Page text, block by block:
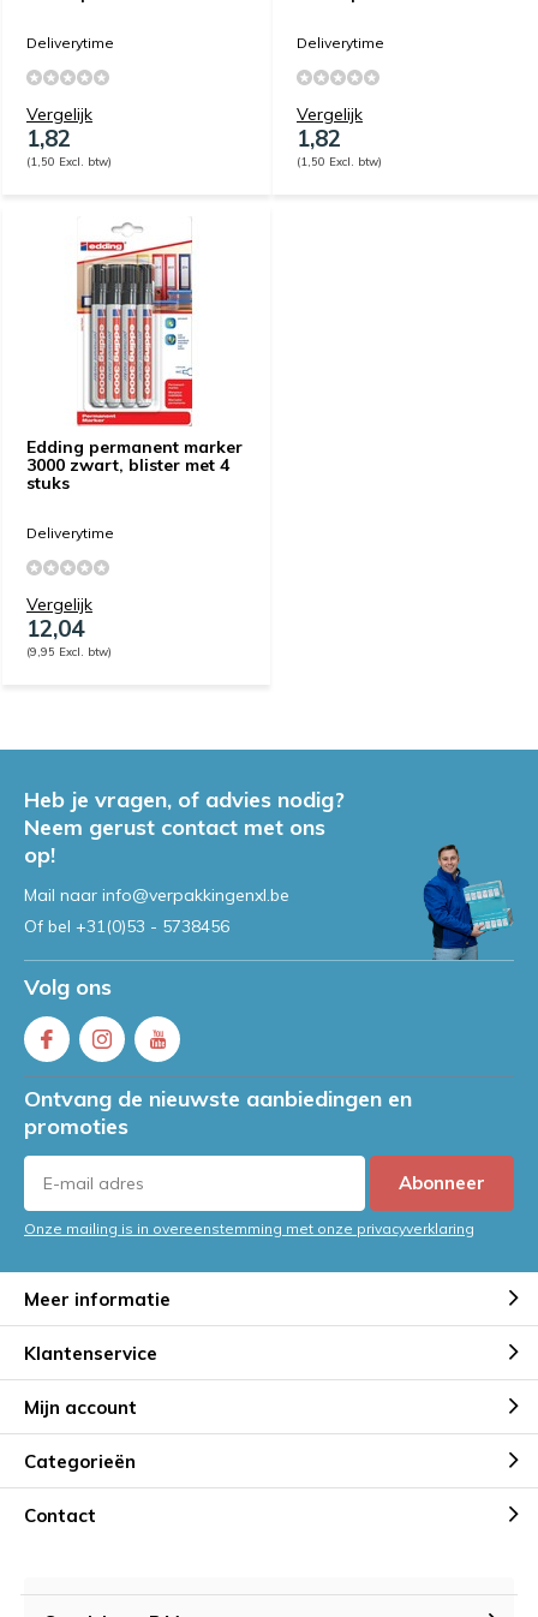
Deliverytime
Vergelijk
1,82
(1,50 Excl. btw)
Deliverytime
Vergelijk
1,82
(1,50 Excl. btw)
Edding permanent marker
3000 zwart, blister met 4
stuks
Deliverytime
Vergelijk
12,04
(9,95 Excl. btw)
Heb je vragen, of advies nodig?
Neem gerust contact met ons
op!
Mail naar info@verpakkingenxl.be
Of bel +31(0)53 - 5738456
Volg ons
Ontvang de nieuwste aanbiedingen en
promoties
Abonneer
Onze mailing is in overeenstemming met onze privacyverklaring
Meer informatie
Klantenservice
Mijn account
Categorieën
Contact